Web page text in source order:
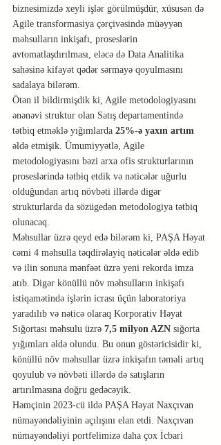
biznesimizdə xeyli işlər görülmüşdür, xüsusən də
Agile transformasiya çərçivəsində müəyyən
məhsulların inkişafı, proseslərin
avtomatlaşdırılması, eləcə də Data Analitika
sahəsinə kifayət qədər sərmayə qoyulmasını
sadalaya bilərəm.
Ötən il bildirmişdik ki, Agile metodologiyasını
ənənəvi struktur olan Satış departamentində
tətbiq etməklə yığımlarda 25%-ə yaxın artım
əldə etmişik. Ümumiyyətlə, Agile
metodologiyasını bəzi arxa ofis strukturlarının
proseslərində tətbiq etdik və nəticələr uğurlu
olduğundan artıq növbəti illərdə digər
strukturlarda da sözügedən metodologiya tətbiq
olunacaq.
Məhsullar üzrə qeyd edə bilərəm ki, PAŞA Həyat
cəmi 4 məhsulla təqdirəlayiq nəticələr əldə edib
və ilin sonuna mənfəət üzrə yeni rekorda imza
atıb. Digər könüllü növ məhsulların inkişafı
istiqamətində işlərin icrası üçün laboratoriya
yaradılıb və nəticə olaraq Korporativ Həyat
Sığortası məhsulu üzrə 7,5 milyon AZN sığorta
yığımları əldə olundu. Bu onun göstəricisidir ki,
könüllü növ məhsullar üzrə inkişafın təməli artıq
qoyulub və növbəti illərdə də satışların
artırılmasına doğru gedəcəyik.
Həmçinin 2023-cü ildə PAŞA Həyat Naxçıvan
nümayəndəliyinin açılışını elan etdi. Naxçıvan
nümayəndəliyi portfelimizə daha çox İcbari